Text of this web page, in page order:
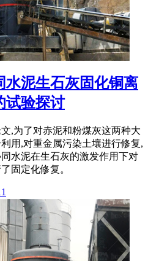
水泥生石灰固化铜离
试验探讨
,为了对赤泥和粉煤灰这两种大
用,对重金属污染土壤进行修复,
水泥在生石灰的激发作用下对
固定化修复。